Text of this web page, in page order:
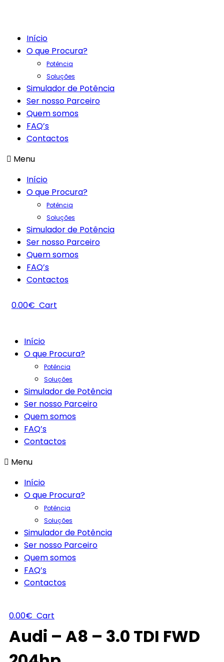
Início
O que Procura?
Potência
Soluções
Simulador de Potência
Ser nosso Parceiro
Quem somos
FAQ’s
Contactos
Menu
Início
O que Procura?
Potência
Soluções
Simulador de Potência
Ser nosso Parceiro
Quem somos
FAQ’s
Contactos
0.00€ Cart
Início
O que Procura?
Potência
Soluções
Simulador de Potência
Ser nosso Parceiro
Quem somos
FAQ’s
Contactos
Menu
Início
O que Procura?
Potência
Soluções
Simulador de Potência
Ser nosso Parceiro
Quem somos
FAQ’s
Contactos
0.00€ Cart
Audi – A8 – 3.0 TDI FWD